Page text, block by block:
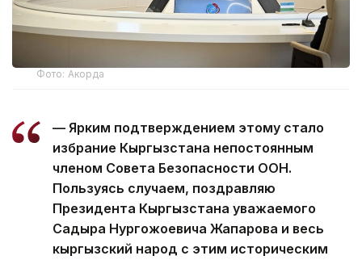
Фото: Акорда
— Ярким подтверждением этому стало
избрание Кыргызстана непостоянным
членом Совета Безопасности ООН.
Пользуясь случаем, поздравляю
Президента Кыргызстана уважаемого
Садыра Нургожоевича Жапарова и весь
кыргызский народ с этим историческим